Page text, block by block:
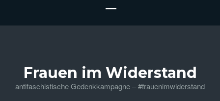
Frauen im Widerstand
antifaschistische Gedenkkampagne – #frauenimwiderstand